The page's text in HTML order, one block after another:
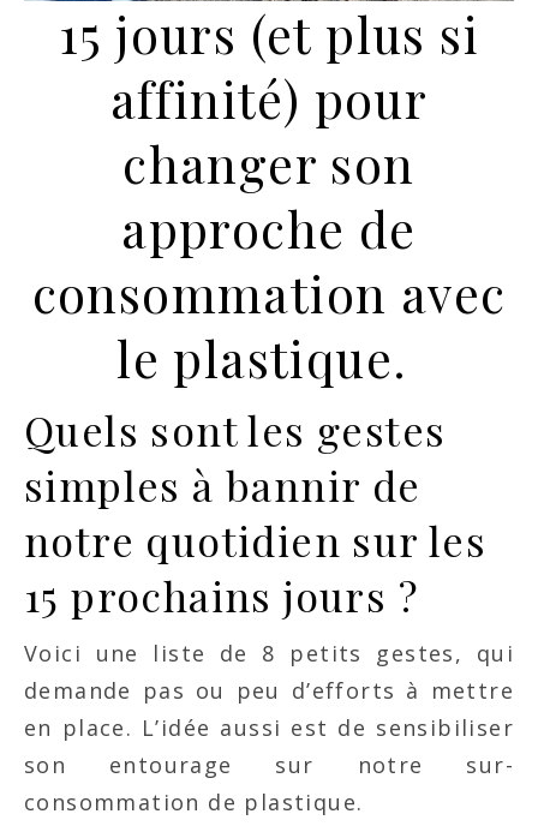
15 jours (et plus si
affinité) pour
changer son
approche de
consommation avec
le plastique.
Quels sont les gestes
simples à bannir de
notre quotidien sur les
15 prochains jours ?
Voici une liste de 8 petits gestes, qui
demande pas ou peu d’efforts à mettre
en place. L’idée aussi est de sensibiliser
son entourage sur notre sur-
consommation de plastique.